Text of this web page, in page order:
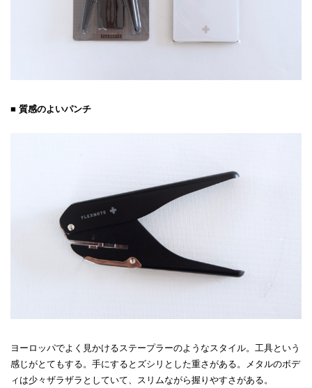
■ 質感のよいパンチ
ヨーロッパでよく見かけるステープラーのようなスタイル。工具という
感じがとてもする。手にするとズシリとした重さがある。メタルのボデ
ィは少々ザラザラとしていて、スリムながら握りやすさがある。